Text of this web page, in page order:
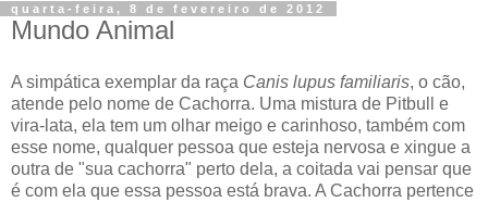
quarta-feira, 8 de fevereiro de 2012
Mundo Animal
A simpática exemplar da raça Canis lupus familiaris, o cão,
atende pelo nome de Cachorra. Uma mistura de Pitbull e
vira-lata, ela tem um olhar meigo e carinhoso, também com
esse nome, qualquer pessoa que esteja nervosa e xingue a
outra de "sua cachorra" perto dela, a coitada vai pensar que
é com ela que essa pessoa está brava. A Cachorra pertence